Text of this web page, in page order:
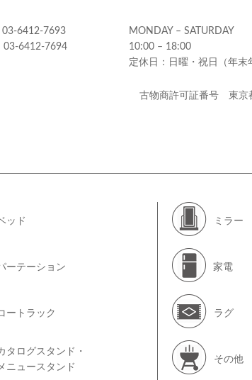
03-6412-7693
03-6412-7694
MONDAY – SATURDAY
10:00 – 18:00
定休日：日曜・祝日（年末
古物商許可証番号 東京
ッド
ーテーション
ートラック
タログスタンド・
ニュースタンド
ミラー
家電
ラグ
その他